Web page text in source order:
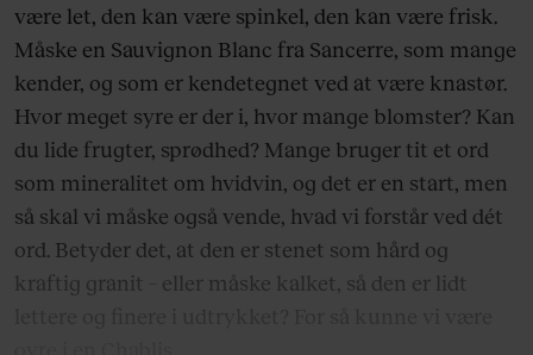
være let, den kan være spinkel, den kan være frisk.
Måske en Sauvignon Blanc fra Sancerre, som mange
kender, og som er kendetegnet ved at være knastør.
Hvor meget syre er der i, hvor mange blomster? Kan
du lide frugter, sprødhed? Mange bruger tit et ord
som mineralitet om hvidvin, og det er en start, men
så skal vi måske også vende, hvad vi forstår ved dét
ord. Betyder det, at den er stenet som hård og
kraftig granit – eller måske kalket, så den er lidt